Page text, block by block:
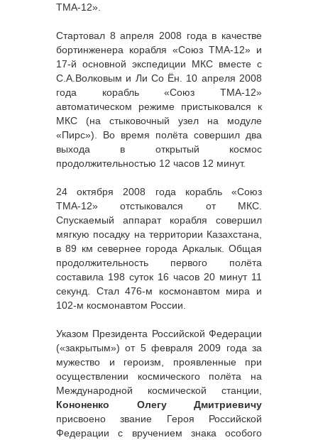
ТМА-12».
Стартовал 8 апреля 2008 года в качестве
бортинженера корабля «Союз ТМА-12» и
17-й основной экспедиции МКС вместе с
С.А.Волковым и Ли Со Ён. 10 апреля 2008
года корабль «Союз ТМА-12»
автоматическом режиме пристыковался к
МКС (на стыковочный узел на модуле
«Пирс»). Во время полёта совершил два
выхода в открытый космос
продолжительностью 12 часов 12 минут.
24 октября 2008 года корабль «Союз
ТМА-12» отстыковался от МКС.
Спускаемый аппарат корабля совершил
мягкую посадку на территории Казахстана,
в 89 км севернее города Аркалык. Общая
продолжительность первого полёта
составила 198 суток 16 часов 20 минут 11
секунд. Стал 476-м космонавтом мира и
102-м космонавтом России.
Указом Президента Российской Федерации
(«закрытым») от 5 февраля 2009 года за
мужество и героизм, проявленные при
осуществлении космического полёта на
Международной космической станции,
Кононенко Олегу Дмитриевичу
присвоено звание Героя Российской
Федерации с вручением знака особого